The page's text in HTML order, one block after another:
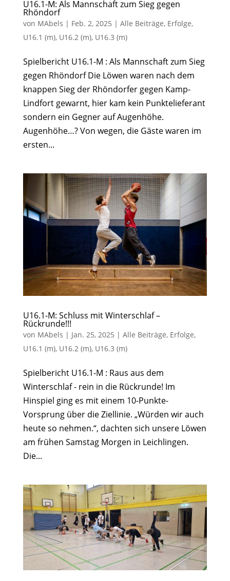
U16.1-M: Als Mannschaft zum Sieg gegen
Rhöndorf
von MAbels | Feb. 2, 2025 | Alle Beiträge, Erfolge,
U16.1 (m), U16.2 (m), U16.3 (m)
Spielbericht U16.1-M : Als Mannschaft zum Sieg
gegen Rhöndorf Die Löwen waren nach dem
knappen Sieg der Rhöndorfer gegen Kamp-
Lindfort gewarnt, hier kam kein Punktelieferant
sondern ein Gegner auf Augenhöhe.
Augenhöhe…? Von wegen, die Gäste waren im
ersten...
U16.1-M: Schluss mit Winterschlaf –
Rückrunde!!!
von MAbels | Jan. 25, 2025 | Alle Beiträge, Erfolge,
U16.1 (m), U16.2 (m), U16.3 (m)
Spielbericht U16.1-M : Raus aus dem
Winterschlaf - rein in die Rückrunde! Im
Hinspiel ging es mit einem 10-Punkte-
Vorsprung über die Ziellinie. „Würden wir auch
heute so nehmen.“, dachten sich unsere Löwen
am frühen Samstag Morgen in Leichlingen.
Die...